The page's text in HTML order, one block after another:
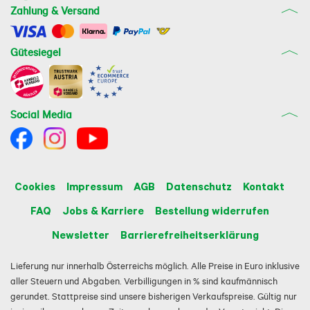
Zahlung & Versand
Gütesiegel
Social Media
Cookies Impressum AGB Datenschutz
Kontakt
FAQ
Jobs & Karriere
Bestellung widerrufen
Newsletter
Barrierefreiheitserklärung
Lieferung nur innerhalb Österreichs möglich. Alle Preise in Euro inklusive
aller Steuern und Abgaben. Verbilligungen in % sind kaufmännisch
gerundet. Stattpreise sind unsere bisherigen Verkaufspreise. Gültig nur